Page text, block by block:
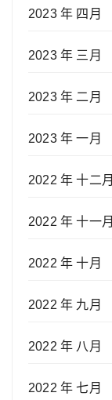
2023 年 四月
2023 年 三月
2023 年 二月
2023 年 一月
2022 年 十二月
2022 年 十一月
2022 年 十月
2022 年 九月
2022 年 八月
2022 年 七月